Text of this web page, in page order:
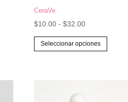
CeraVe
$10.00 - $32.00Rango
de
precios:
Seleccionar opciones
Este